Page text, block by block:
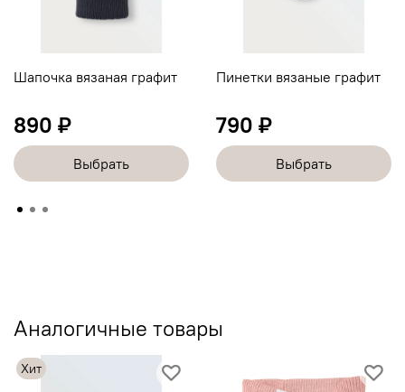
Шапочка вязаная графит
890 ₽
Выбрать
Пинетки вязаные графит
790 ₽
Выбрать
Аналогичные товары
Хит